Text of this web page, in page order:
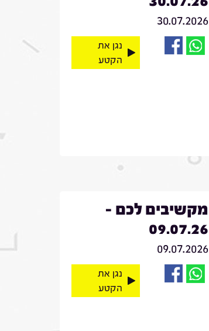
30.07.2026
נגן את
הקטע
מקשיבים לכם -
09.07.26
09.07.2026
נגן את
הקטע